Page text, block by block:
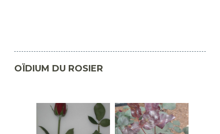
OÏDIUM DU ROSIER